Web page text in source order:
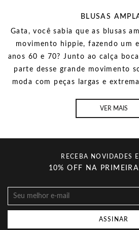
BLUSAS
Gata, você sabia que as blusas
movimento hippie, fazendo um
anos 60 e 70? Junto ao calça
parte desse grande movimento
moda com peças largas e
VER MAIS
RECEBA NOVIDADES
10% OFF NA
ASSINAR